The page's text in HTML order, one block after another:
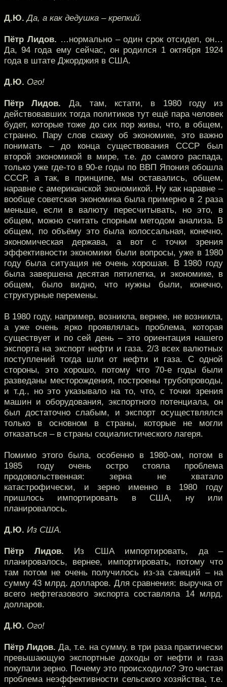
Д.Ю. Да, а как дедушка – крепкий.
Пётр Лидов. …нормально – один срок отсидел, он…
Да, 94 года ему сейчас, он родился 1 октября 1924
года в штате Джорджия в США.
Д.Ю. Ого!
Пётр Лидов. Да, там, кстати, в 1980 году из
действовавших тогда политиков тут ещё пара человек
будет, которые тоже до сих пор живы, что, в общем,
странно. Пару слов скажу об экономике, это важно
понимать – до конца существования СССР был
второй экономикой в мире, т.е. до самого распада,
только уже где-то в 90-е годы по ВВП Япония обошла
СССР, а так, в принципе, мы оставались, общем,
наравне с американской экономикой. Ну как наравне –
вообще советская экономика была примерно в 2 раза
меньше, если в валюту пересчитывать, но это, в
общем, можно считать спорным методом анализа. В
общем, по объёму это была колоссальная, конечно,
экономическая держава, а вот с точки зрения
эффективности экономики были вопросы, уже в 1980
году была ситуация не очень хорошая. В 1980 году
была завершена десятая пятилетка, и экономике, в
общем, было видно, что нужны были, конечно,
структурные перемены.
В 1980 году, например, возникла, вернее, не возникла,
а уже очень ярко проявлялась проблема, которая
существует и по сей день – это ориентация нашего
экспорта на экспорт нефти и газа. 2/3 всех валютных
поступлений тогда шли от нефти и газа. С одной
стороны, это хорошо, потому что 70-е годы были
разведаны месторождения, построены трубопроводы,
и т.д., но это указывало на то, что, с точки зрения
машин и оборудования, экспортного потенциала, он
был достаточно слабым, и экспорт осуществлялся
только в основном в страны, которые не могли
отказаться – в страны социалистического лагеря.
Помимо этого была, особенно в 1980-ом, потом в
1985 году очень остро стояла проблема
продовольственная: зерна не хватало
катастрофически, и зерно именно в 1980 году
пришлось импортировать в США, ну или
планировалось.
Д.Ю. Из США.
Пётр Лидов. Из США импортировать, да –
планировалось, вернее, импортировать, потому что
там потом не очень получилось из-за санкций – на
сумму 43 млрд. долларов. Для сравнения: выручка от
всего нефтегазового экспорта составляла 14 млрд.
долларов.
Д.Ю. Ого!
Пётр Лидов. Да, т.е. на сумму, в три раза практически
превышающую экспортные доходы от нефти и газа
покупали зерно. Почему это происходило? Это чистая
проблема неэффективности сельского хозяйства, т.е.